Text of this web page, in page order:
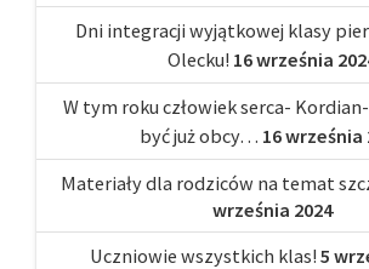
Dni integracji wyjątkowej klasy
Olecku! 16 września
W tym roku człowiek serca-
być już obcy… 16 września
Materiały dla rodziców na temat
września 2024
Uczniowie wszystkich klas! 5